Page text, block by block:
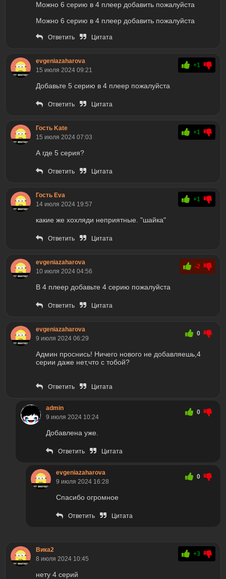
Можно 6 серию в 4 плеер добавить пожалуйста
Можно 6 серию в 4 плеер добавить пожалуйста
Ответить Цитата
evgeniazaharova
15 июля 2024 09:21
+1
Добавьте 5 серию в 4 плеер пожалуйста
Ответить Цитата
Гость Kate
15 июля 2024 07:03
+1
А где 5 серия?
Ответить Цитата
Гость Eva
14 июля 2024 19:57
+1
какие же хохляди неприятные. "шайка"
Ответить Цитата
evgeniazaharova
10 июля 2024 04:56
-2
В 4 плеер добавьте 4 серию пожалуйста
Ответить Цитата
evgeniazaharova
9 июля 2024 06:29
0
Админ проснись! Ничего нового не добавляешь,4
серии даже нет,что с тобой?
Ответить Цитата
admin
9 июля 2024 10:24
0
Добавлена уже.
Ответить Цитата
evgeniazaharova
9 июля 2024 16:28
0
Спасибо огромное
Ответить Цитата
Вика2
8 июля 2024 10:45
+3
нету 4 серий